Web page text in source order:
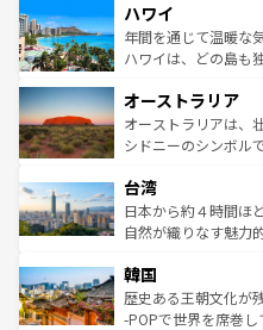
ば市内交通費無料で観光
着のスイス情報はコ
のような巨大都市は
ンメントが詰まった
西部には大自然が広
部のニューオーリン
文化が魅力。旅行者
しみながら、その多
ならではの贅沢な旅のスタイルだ
情報はコンテンツ一
ハワイ
年間を通じて温暖な
ハワイは、どの島も
ワイ島は見逃せない
島だが、静かな自然
おすすめ。エメラル
れるおもてなしの心
人々、おいしいロー
ク、伝統的なフラダ
ワイを、存分に味わってほしい。 な
はコンテンツ一覧を
オーストラリア
オーストラリアは、
シドニーのシンボル
リアリーフや大陸中
ク）、タスマニアの
ど、見どころがたく
いる。アクティビテ
ビング、ハイキング
い。オーストラリア
台湾
日本から約４時間ほ
自然が織りなす魅力
ン）、静ひつな山岳
と山間の静けさが共
驚きをもたらしてく
韓国
歴史ある王朝文化が
-POPで世界を席巻